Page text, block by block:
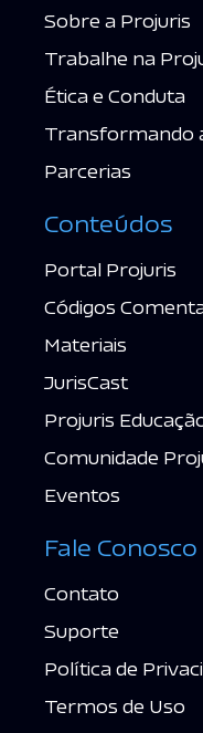
Sobre a Projuris
Trabalhe na
Ética e Conduta
Transformando
Parcerias
Conteúdos
Portal Projuris
Códigos
Materiais
JurisCast
Projuris
Comunidade
Eventos
Fale Conosco
Contato
Suporte
Política de
Termos de Uso